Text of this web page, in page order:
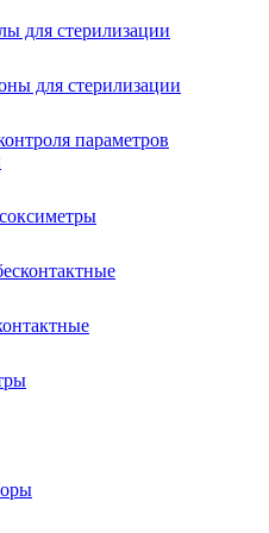
для стерилизации
для стерилизации
параметров